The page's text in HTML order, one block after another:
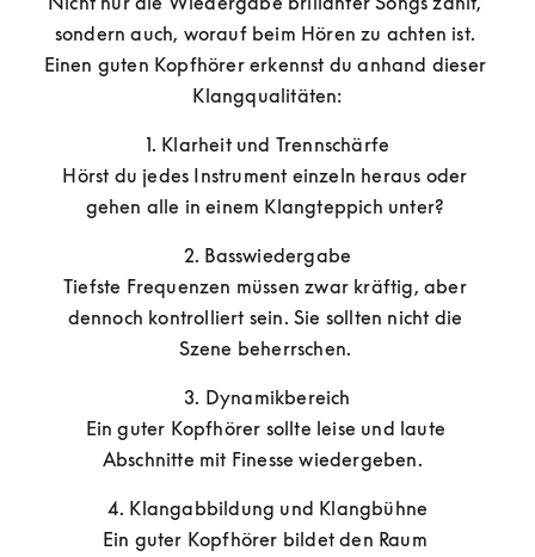
sondern auch, worauf beim Hören zu achten ist.
Einen guten Kopfhörer erkennst du anhand dieser
Klangqualitäten:
1. Klarheit und Trennschärfe
Hörst du jedes Instrument einzeln heraus oder
gehen alle in einem Klangteppich unter?
2. Basswiedergabe
Tiefste Frequenzen müssen zwar kräftig, aber
dennoch kontrolliert sein. Sie sollten nicht die
Szene beherrschen.
3. Dynamikbereich
Ein guter Kopfhörer sollte leise und laute
Abschnitte mit Finesse wiedergeben.
4. Klangabbildung und Klangbühne
Ein guter Kopfhörer bildet den Raum